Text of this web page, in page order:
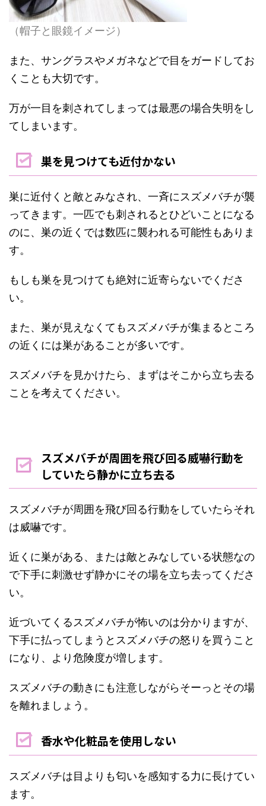
（帽子と眼鏡イメージ）
また、サングラスやメガネなどで目をガードしてお
くことも大切です。
万が一目を刺されてしまっては最悪の場合失明をし
てしまいます。
巣を見つけても近付かない
巣に近付くと敵とみなされ、一斉にスズメバチが襲
ってきます。一匹でも刺されるとひどいことになる
のに、巣の近くでは数匹に襲われる可能性もありま
す。
もしも巣を見つけても絶対に近寄らないでくださ
い。
また、巣が見えなくてもスズメバチが集まるところ
の近くには巣があることが多いです。
スズメバチを見かけたら、まずはそこから立ち去る
ことを考えてください。
スズメバチが周囲を飛び回る威嚇行動を
していたら静かに立ち去る
スズメバチが周囲を飛び回る行動をしていたらそれ
は威嚇です。
近くに巣がある、または敵とみなしている状態なの
で下手に刺激せず静かにその場を立ち去ってくださ
い。
近づいてくるスズメバチが怖いのは分かりますが、
下手に払ってしまうとスズメバチの怒りを買うこと
になり、より危険度が増します。
スズメバチの動きにも注意しながらそーっとその場
を離れましょう。
香水や化粧品を使用しない
スズメバチは目よりも匂いを感知する力に長けてい
ます。